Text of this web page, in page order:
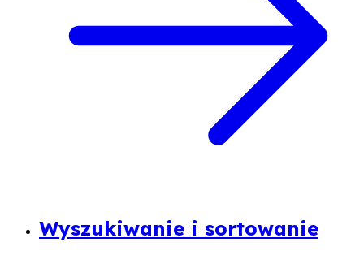
Wyszukiwanie i sortowanie